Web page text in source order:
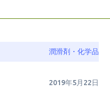
潤滑剤・化学品
2019年5月22日